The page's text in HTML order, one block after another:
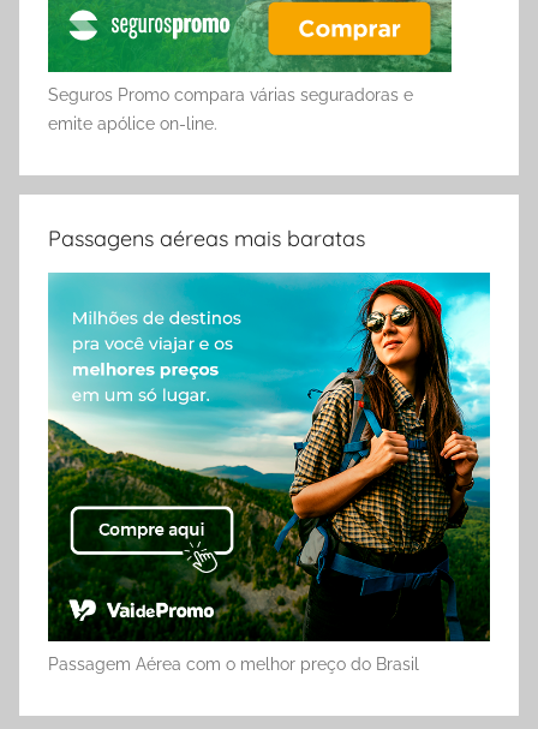
Seguros Promo compara várias seguradoras e
emite apólice on-line.
Passagens aéreas mais baratas
Passagem Aérea com o melhor preço do Brasil